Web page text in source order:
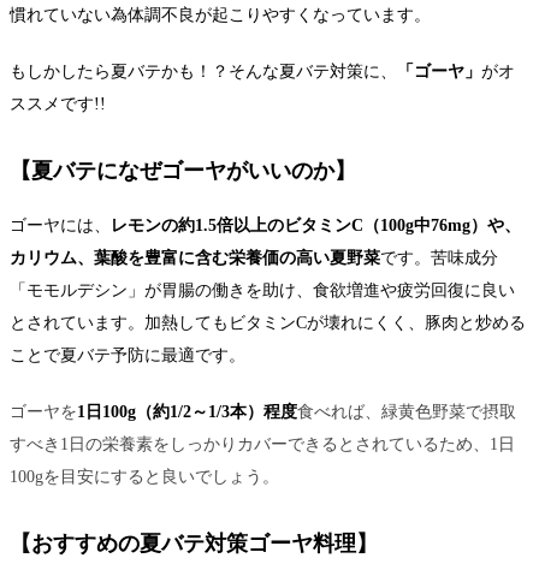
慣れていない為体調不良が起こりやすくなっています。
もしかしたら夏バテかも！？そんな夏バテ対策に、 「ゴーヤ」 がオ
ススメです!!
【夏バテになぜゴーヤがいいのか】
ゴーヤには、
レモンの約1.5倍以上のビタミンC（100g中76mg）や、
カリウム、葉酸を豊富に含む栄養価の高い夏野菜です。苦味成分
「モモルデシン」が胃腸の働きを助け、食欲増進や疲労回復に良い
とされています。加熱してもビタミンCが壊れにくく、豚肉と炒める
ことで夏バテ予防に最適です。
ゴーヤを1日100g（約1/2～1/3本）程度食べれば、緑黄色野菜で摂取
すべき1日の栄養素をしっかりカバーできるとされているため、1日
100gを目安にすると良いでしょう。
【おすすめの夏バテ対策ゴーヤ料理】